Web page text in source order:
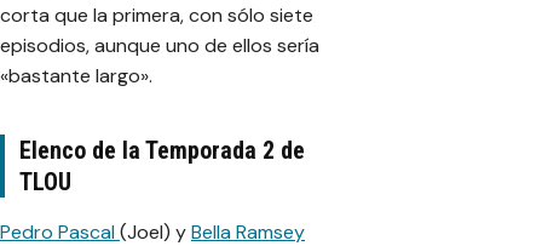
corta que la primera, con sólo siete
episodios, aunque uno de ellos sería
«bastante largo».
Elenco de la Temporada 2 de
TLOU
Pedro Pascal(Joel) yBella Ramsey